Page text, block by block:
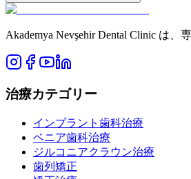
Akademya Nevşehir Dental Clinic は
治療カテゴリー
インプラント歯科治療
ベニア歯科治療
ジルコニアクラウン治療
歯列矯正